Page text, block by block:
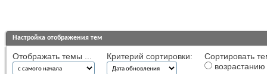
Настройка отображения тем
Отображать темы ... Критерий сортировки:
Сортировать
возрастанию